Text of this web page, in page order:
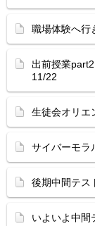
職場体験へ
出前授業
11/22
生徒会オリ
サイバーモ
後期中間テス
いよいよ中